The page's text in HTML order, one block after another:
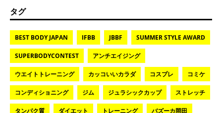
タグ
BEST BODY JAPAN IFBB JBBF SUMMER STYLE AWARD
SUPERBODYCONTEST アンチエイジング
ウエイトトレーニング カッコいいカラダ コスプレ コミケ
コンディショニング ジム ジュラシックカップ ストレッチ
タンパク質 ダイエット トレーニング バズーカ岡田